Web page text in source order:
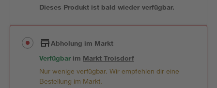
Dieses Produkt ist bald wieder verfügbar.
Abholung im Markt
Verfügbar im MarktTroisdorf
Nur wenige verfügbar. Wir empfehlen dir eine
Bestellung im Markt.